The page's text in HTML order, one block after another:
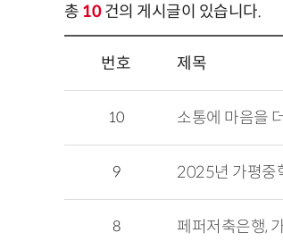
총 10건의 게시글이 있습니다.
번호 제목
10 소통에 마음을
9 2025년 가평중
8 페퍼저축은행,